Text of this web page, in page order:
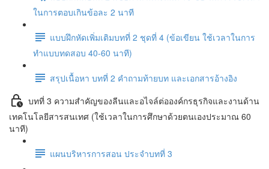
ในการตอบเกินข้อละ 2 นาที
แบบฝึกหัดเพิ่มเติมบทที่ 2 ชุดที่ 4 (ข้อเขียน ใช้เวลาในการ
ทำแบบทดสอบ 40-60 นาที)
สรุปเนื้อหา บทที่ 2 คำถามท้ายบท และเอกสารอ้างอิง
บทที่ 3 ความสำคัญของลีนและอไจล์ต่อองค์กรธุรกิจและงานด้าน
เทคโนโลยีสารสนเทศ (ใช้เวลาในการศึกษาด้วยตนเองประมาณ 60
นาที)
แผนบริหารการสอน ประจำบทที่ 3